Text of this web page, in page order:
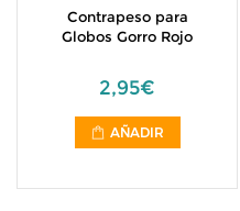
Contrapeso para
Globos Gorro Rojo
2,95€
AÑADIR